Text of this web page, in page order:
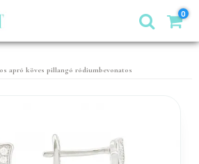
0
apró köves pillangó ródiumbevonatos